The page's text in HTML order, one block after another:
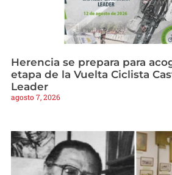
Herencia se prepara para
etapa de la Vuelta Ciclista
Leader
agosto 7, 2026